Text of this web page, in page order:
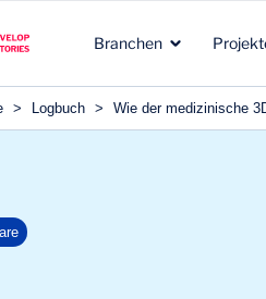
Branchen
die wir für
anerkannte
> Logbuch > Wie der medizinische